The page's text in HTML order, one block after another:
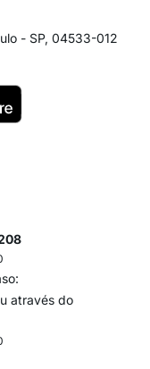
- SP, 04533-012
através do